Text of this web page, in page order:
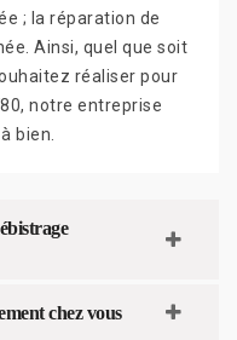
; la réparation de
Ainsi, quel que soit
réaliser pour
notre entreprise
bien.
chez vous